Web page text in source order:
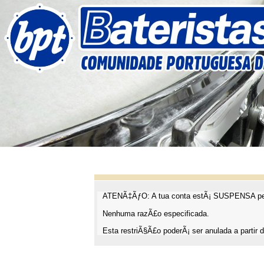
ATENÃ‡ÃƒO: A tua conta estÃ¡ SUSPENSA
Nenhuma razÃ£o especificada.
Esta restriÃ§Ã£o poderÃ¡ ser anulada a partir